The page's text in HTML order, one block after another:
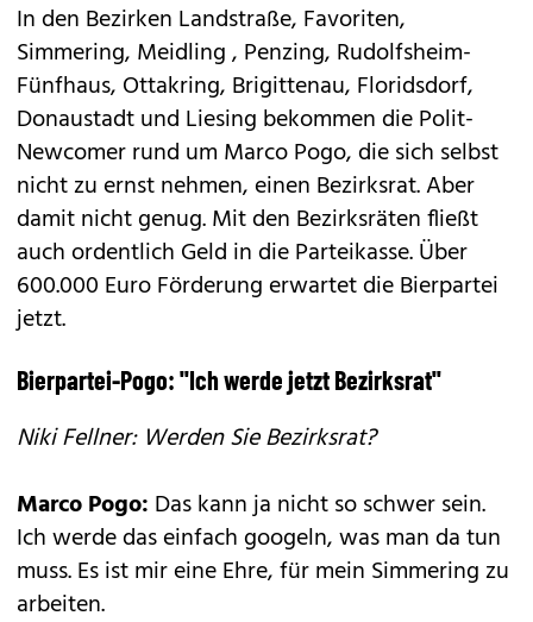
In den Bezirken Landstraße, Favoriten,
Simmering, Meidling , Penzing, Rudolfsheim-
Fünfhaus, Ottakring, Brigittenau, Floridsdorf,
Donaustadt und Liesing bekommen die Polit-
Newcomer rund um Marco Pogo, die sich selbst
nicht zu ernst nehmen, einen Bezirksrat. Aber
damit nicht genug. Mit den Bezirksräten fließt
auch ordentlich Geld in die Parteikasse. Über
600.000 Euro Förderung erwartet die Bierpartei
jetzt.
Bierpartei-Pogo: ''Ich werde jetzt Bezirksrat''
Niki Fellner: Werden Sie Bezirksrat?
Marco Pogo: Das kann ja nicht so schwer sein.
Ich werde das einfach googeln, was man da tun
muss. Es ist mir eine Ehre, für mein Simmering zu
arbeiten.